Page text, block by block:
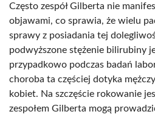
Często zespół Gilberta nie
objawami, co sprawia, że wielu
sprawy z posiadania tej
podwyższone stężenie bilirubiny
przypadkowo podczas badań
choroba ta częściej dotyka
kobiet. Na szczęście rokowanie
zespołem Gilberta mogą